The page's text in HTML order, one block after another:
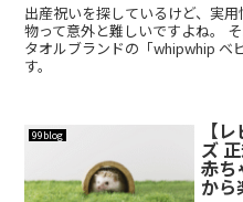
出産祝いを探しているけど、実
物って意外と難しいですよね。
タオルブランドの「whipwhip ベ
す。
99blog 【
ズ
赤ち
から